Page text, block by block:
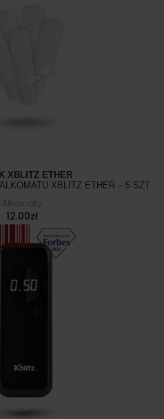
XBLITZ ETHER
XBLITZ ETHER – 5 SZT
Alkomaty
12.00zł